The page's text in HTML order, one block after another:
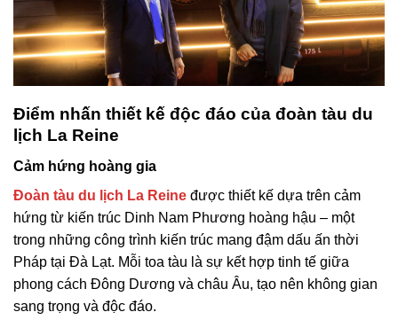
Điểm nhấn thiết kế độc đáo của đoàn tàu du
lịch La Reine
Cảm hứng hoàng gia
Đoàn tàu du lịch La Reine được thiết kế dựa trên cảm
hứng từ kiến trúc Dinh Nam Phương hoàng hậu – một
trong những công trình kiến trúc mang đậm dấu ấn thời
Pháp tại Đà Lạt. Mỗi toa tàu là sự kết hợp tinh tế giữa
phong cách Đông Dương và châu Âu, tạo nên không gian
sang trọng và độc đáo.